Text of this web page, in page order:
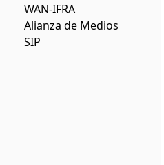
WAN-IFRA
Alianza de Medios
SIP